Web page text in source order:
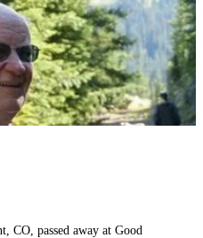
CO, passed away at Good